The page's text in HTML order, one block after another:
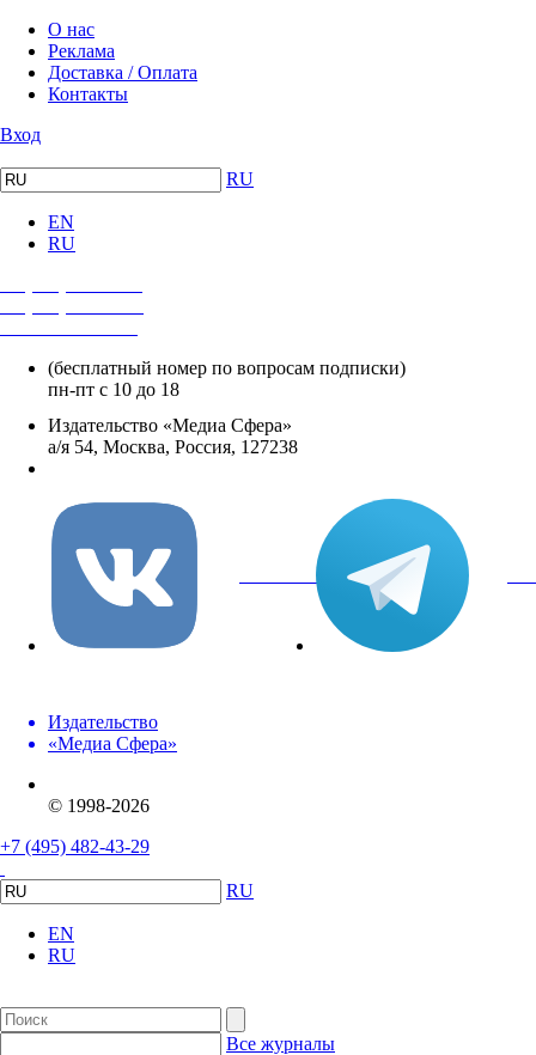
О нас
Реклама
Доставка / Оплата
Контакты
Вход
RU
EN
RU
(бесплатный номер по вопросам подписки)
пн-пт с 10 до 18
Издательство «Медиа Сфера»
а/я 54, Москва, Россия, 127238
вКонтакте
Издательство
«Медиа Сфера»
© 1998-2026
+7 (495) 482-43-29
RU
EN
RU
Все журналы